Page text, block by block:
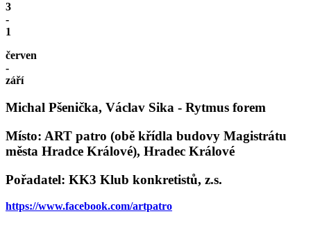
3
-
1
červen
-
září
Michal Pšenička, Václav Sika - Rytmus forem
Místo: ART patro (obě křídla budovy Magistrátu
města Hradce Králové), Hradec Králové
Pořadatel: KK3 Klub konkretistů, z.s.
https://www.facebook.com/artpatro